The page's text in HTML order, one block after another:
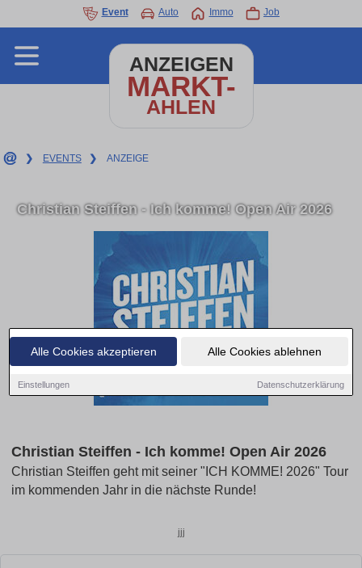
Alle Cookies akzeptieren Alle Cookies ablehnen
Einstellungen Datenschutzerklärung
Event Auto Immo Job
ANZEIGEN
MARKT-
AHLEN
❯ EVENTS ❯ ANZEIGE
Christian Steiffen - Ich komme! Open Air 2026
Christian Steiffen - Ich komme! Open Air 2026
Christian Steiffen geht mit seiner "ICH KOMME! 2026" Tour
im kommenden Jahr in die nächste Runde!
jjj